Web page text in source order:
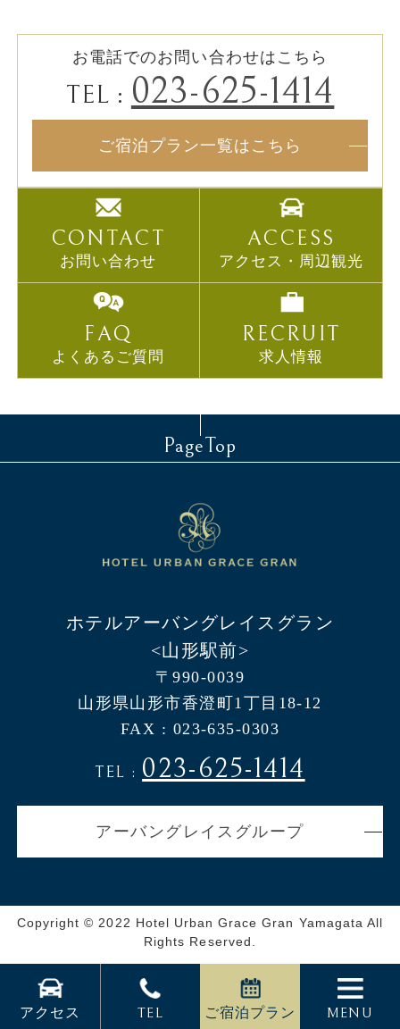
お電話でのお問い合わせはこちら
TEL : 023-625-1414
ご宿泊プラン一覧はこちら
CONTACT
お問い合わせ
ACCESS
アクセス・周辺観光
FAQ
よくあるご質問
RECRUIT
求人情報
PageTop
ホテルアーバングレイスグラン
<山形駅前>
〒990-0039
山形県山形市香澄町1丁目18-12
FAX : 023-635-0303
TEL : 023-625-1414
アーバングレイスグループ
Copyright © 2022 Hotel Urban Grace Gran Yamagata All
Rights Reserved.
アクセス TEL ご宿泊プラン MENU